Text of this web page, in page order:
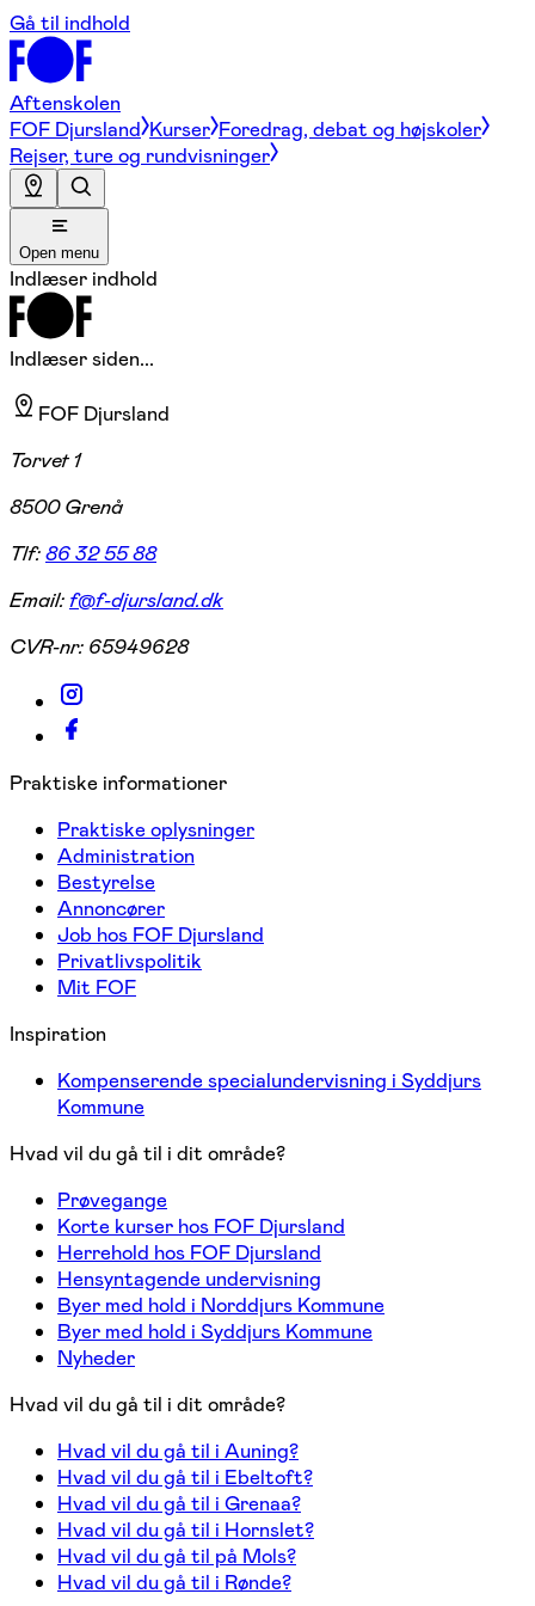
Gå til indhold
Aftenskolen
FOF Djursland Kurser Foredrag, debat og højskoler
Rejser, ture og rundvisninger
Open menu
Indlæser indhold
Indlæser siden...
FOF Djursland
Torvet 1
8500 Grenå
Tlf:86 32 55 88
Email:f@f-djursland.dk
CVR-nr: 65949628
Praktiske informationer
Praktiske oplysninger
Administration
Bestyrelse
Annoncører
Job hos FOF Djursland
Privatlivspolitik
Mit FOF
Inspiration
Kompenserende specialundervisning i Syddjurs
Kommune
Hvad vil du gå til i dit område?
Prøvegange
Korte kurser hos FOF Djursland
Herrehold hos FOF Djursland
Hensyntagende undervisning
Byer med hold i Norddjurs Kommune
Byer med hold i Syddjurs Kommune
Nyheder
Hvad vil du gå til i dit område?
Hvad vil du gå til i Auning?
Hvad vil du gå til i Ebeltoft?
Hvad vil du gå til i Grenaa?
Hvad vil du gå til i Hornslet?
Hvad vil du gå til på Mols?
Hvad vil du gå til i Rønde?